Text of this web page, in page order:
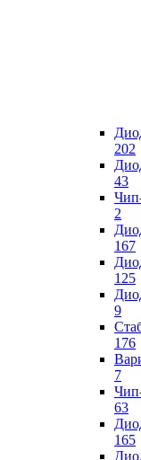
202
43
2
167
125
9
176
7
63
165